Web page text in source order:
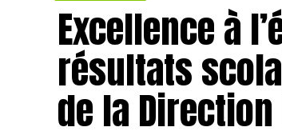
Excellence à
résultats
de la